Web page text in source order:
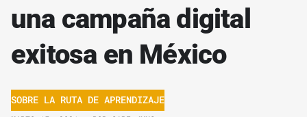
una campaña digital
exitosa en México
SOBRE LA RUTA DE APRENDIZAJE